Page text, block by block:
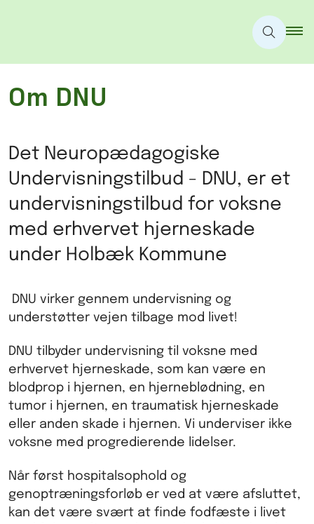
Om DNU
Det Neuropædagogiske
Undervisningstilbud - DNU, er et
undervisningstilbud for voksne
med erhvervet hjerneskade
under Holbæk Kommune
DNU virker gennem undervisning og
understøtter vejen tilbage mod livet!
DNU tilbyder undervisning til voksne med
erhvervet hjerneskade, som kan være en
blodprop i hjernen, en hjerneblødning, en
tumor i hjernen, en traumatisk hjerneskade
eller anden skade i hjernen. Vi underviser ikke
voksne med progredierende lidelser.
Når først hospitalsophold og
genoptræningsforløb er ved at være afsluttet,
kan det være svært at finde fodfæste i livet